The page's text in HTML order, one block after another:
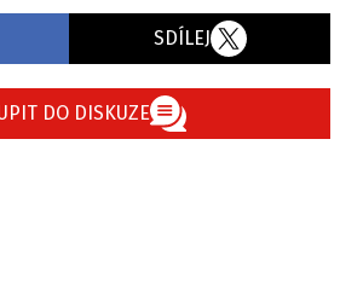
SDÍLEJ
DO DISKUZE